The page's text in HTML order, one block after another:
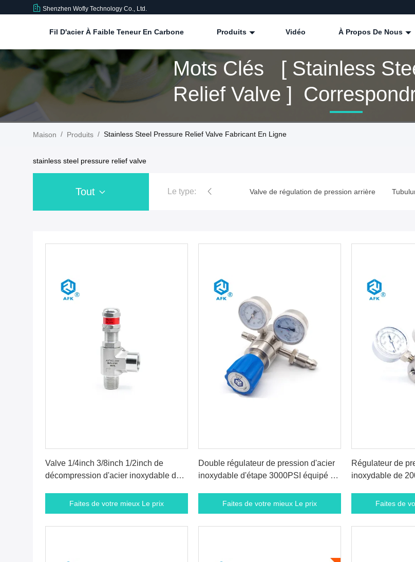
Shenzhen Wofly Technology Co., Ltd.
Fil D'acier À Faible Teneur En Carbone Produits Vidéo À Propos De Nous
Mots Clés [ Stainless
Relief Valve ] Correspondre
Produits
Maison / Produits / Stainless Steel Pressure Relief Valve Fabricant En Ligne
stainless steel pressure relief valve
Tout Le type:
Régulateur de pression d'acier inoxydable Valve de régulation de pression arrière
Valve 1/4inch 3/8inch 1/2inch de
décompression d'acier inoxydable de
Faites de votre mieux Le prix
Double régulateur de pression d'acier
inoxydable d'étape 3000PSI équipé du
Faites de votre mieux Le prix
Régulateur de
inoxydable de
pouce carré
Faites de